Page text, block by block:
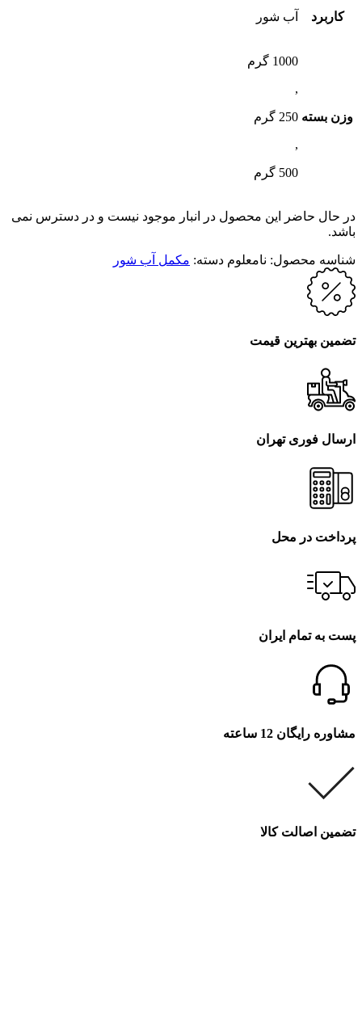
کاربرد آب شور
وزن بسته
1000 گرم
,
250 گرم
,
500 گرم
در حال حاضر این محصول در انبار موجود نیست و در دسترس نمی
باشد.
شناسه محصول: نامعلوم دسته: مکمل آب شور
تضمین بهترین قیمت
ارسال فوری تهران
پرداخت در محل
پست به تمام ایران
مشاوره رایگان 12 ساعته
تضمین اصالت کالا